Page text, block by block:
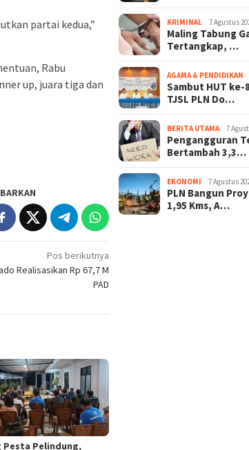
partai kedua,”
Rabu
up, juara tiga dan
Pos berikutnya
Realisasikan Rp 67,7 M
PAD
Pesta Pelindung,
KRIMINAL 7 Agustus
Maling Tabung
Tertangkap, …
AGAMA & PENDIDIKAN
Sambut HUT ke-
TJSL PLN Do…
BERITA UTAMA 7
Pengangguran
Bertambah 3,3…
EKONOMI 7 Agustus
PLN Bangun
1,95 Kms, A…